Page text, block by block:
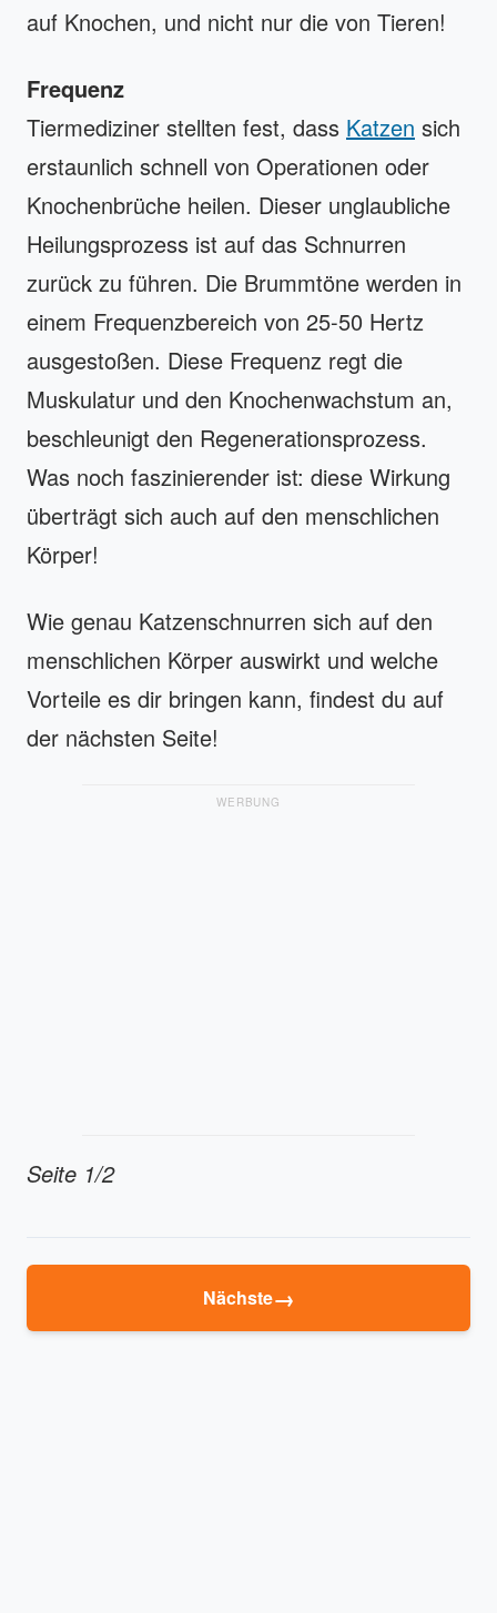
auf Knochen, und nicht nur die von Tieren!
Frequenz
Tiermediziner stellten fest, dass Katzen sich
erstaunlich schnell von Operationen oder
Knochenbrüche heilen. Dieser unglaubliche
Heilungsprozess ist auf das Schnurren
zurück zu führen. Die Brummtöne werden in
einem Frequenzbereich von 25-50 Hertz
ausgestoßen. Diese Frequenz regt die
Muskulatur und den Knochenwachstum an,
beschleunigt den Regenerationsprozess.
Was noch faszinierender ist: diese Wirkung
überträgt sich auch auf den menschlichen
Körper!
Wie genau Katzenschnurren sich auf den
menschlichen Körper auswirkt und welche
Vorteile es dir bringen kann, findest du auf
der nächsten Seite!
WERBUNG
Seite 1/2
Nächste→